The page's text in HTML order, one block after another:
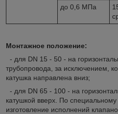
до 0,6 МПа
Монтажное положение:
- для DN 15 - 50 - на
трубопровода, за исключением,
катушка направлена вниз;
- для DN 65 - 100 - на
катушкой вверх. По специальному
изготовление исполнений